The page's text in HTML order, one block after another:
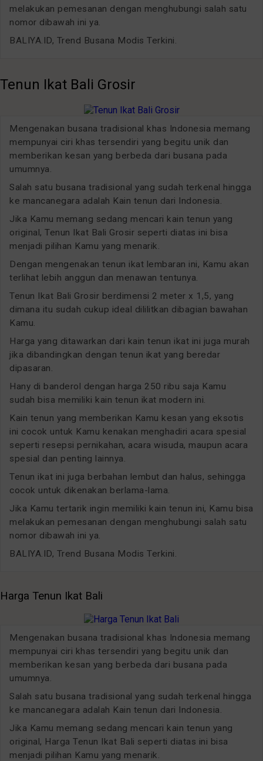
melakukan pemesanan dengan menghubungi salah satu
nomor dibawah ini ya.
BALIYA.ID, Trend Busana Modis Terkini.
Tenun Ikat Bali Grosir
Mengenakan busana tradisional khas Indonesia memang
mempunyai ciri khas tersendiri yang begitu unik dan
memberikan kesan yang berbeda dari busana pada
umumnya.
Salah satu busana tradisional yang sudah terkenal hingga
ke mancanegara adalah Kain tenun dari Indonesia.
Jika Kamu memang sedang mencari kain tenun yang
original, Tenun Ikat Bali Grosir seperti diatas ini bisa
menjadi pilihan Kamu yang menarik.
Dengan mengenakan tenun ikat lembaran ini, Kamu akan
terlihat lebih anggun dan menawan tentunya.
Tenun Ikat Bali Grosir berdimensi 2 meter x 1,5, yang
dimana itu sudah cukup ideal dililitkan dibagian bawahan
Kamu.
Harga yang ditawarkan dari kain tenun ikat ini juga murah
jika dibandingkan dengan tenun ikat yang beredar
dipasaran.
Hany di banderol dengan harga 250 ribu saja Kamu
sudah bisa memiliki kain tenun ikat modern ini.
Kain tenun yang memberikan Kamu kesan yang eksotis
ini cocok untuk Kamu kenakan menghadiri acara spesial
seperti resepsi pernikahan, acara wisuda, maupun acara
spesial dan penting lainnya.
Tenun ikat ini juga berbahan lembut dan halus, sehingga
cocok untuk dikenakan berlama-lama.
Jika Kamu tertarik ingin memiliki kain tenun ini, Kamu bisa
melakukan pemesanan dengan menghubungi salah satu
nomor dibawah ini ya.
BALIYA.ID, Trend Busana Modis Terkini.
Harga Tenun Ikat Bali
Mengenakan busana tradisional khas Indonesia memang
mempunyai ciri khas tersendiri yang begitu unik dan
memberikan kesan yang berbeda dari busana pada
umumnya.
Salah satu busana tradisional yang sudah terkenal hingga
ke mancanegara adalah Kain tenun dari Indonesia.
Jika Kamu memang sedang mencari kain tenun yang
original, Harga Tenun Ikat Bali seperti diatas ini bisa
menjadi pilihan Kamu yang menarik.